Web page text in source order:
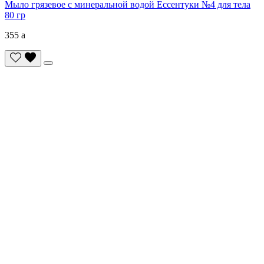
Мыло грязевое с минеральной водой Ессентуки №4 для тела
80 гр
355 a